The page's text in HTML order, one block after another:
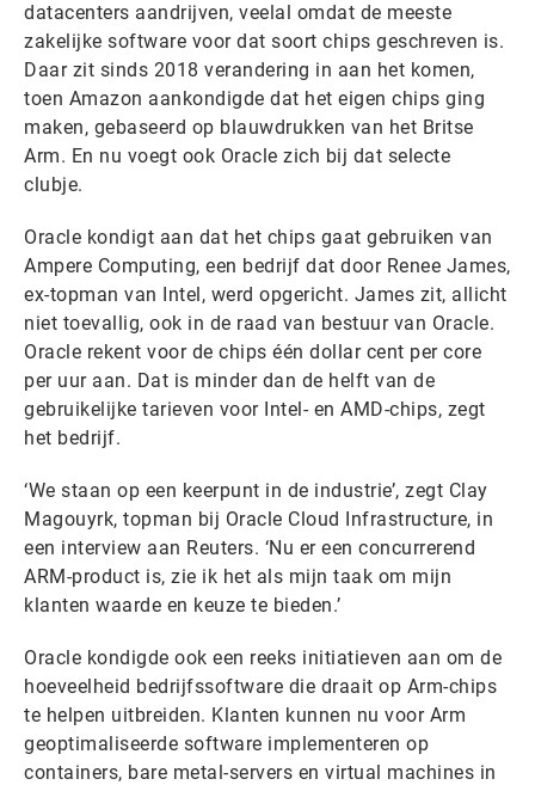
datacenters aandrijven, veelal omdat de meeste
zakelijke software voor dat soort chips geschreven is.
Daar zit sinds 2018 verandering in aan het komen,
toen Amazon aankondigde dat het eigen chips ging
maken, gebaseerd op blauwdrukken van het Britse
Arm. En nu voegt ook Oracle zich bij dat selecte
clubje.
Oracle kondigt aan dat het chips gaat gebruiken van
Ampere Computing, een bedrijf dat door Renee James,
ex-topman van Intel, werd opgericht. James zit, allicht
niet toevallig, ook in de raad van bestuur van Oracle.
Oracle rekent voor de chips één dollar cent per core
per uur aan. Dat is minder dan de helft van de
gebruikelijke tarieven voor Intel- en AMD-chips, zegt
het bedrijf.
‘We staan op een keerpunt in de industrie’, zegt Clay
Magouyrk, topman bij Oracle Cloud Infrastructure, in
een interview aan Reuters. ‘Nu er een concurrerend
ARM-product is, zie ik het als mijn taak om mijn
klanten waarde en keuze te bieden.’
Oracle kondigde ook een reeks initiatieven aan om de
hoeveelheid bedrijfssoftware die draait op Arm-chips
te helpen uitbreiden. Klanten kunnen nu voor Arm
geoptimaliseerde software implementeren op
containers, bare metal-servers en virtual machines in